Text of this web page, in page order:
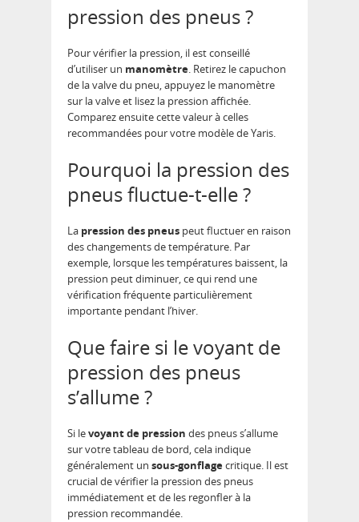
pression des pneus ?
Pour vérifier la pression, il est conseillé
d’utiliser un manomètre. Retirez le capuchon
de la valve du pneu, appuyez le manomètre
sur la valve et lisez la pression affichée.
Comparez ensuite cette valeur à celles
recommandées pour votre modèle de Yaris.
Pourquoi la pression des
pneus fluctue-t-elle ?
La pression des pneus peut fluctuer en raison
des changements de température. Par
exemple, lorsque les températures baissent, la
pression peut diminuer, ce qui rend une
vérification fréquente particulièrement
importante pendant l’hiver.
Que faire si le voyant de
pression des pneus
s’allume ?
Si levoyant de pression des pneus s’allume
sur votre tableau de bord, cela indique
généralement un sous-gonflagecritique. Il est
crucial de vérifier la pression des pneus
immédiatement et de les regonfler à la
pression recommandée.